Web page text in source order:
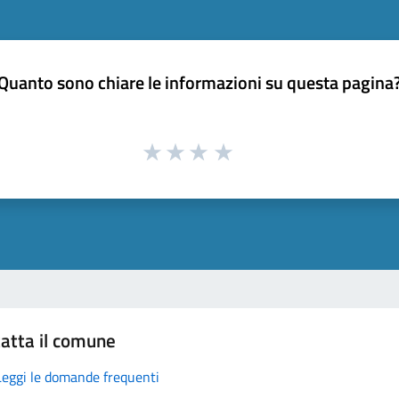
sono chiare le informazioni su questa
il comune
le domande frequenti